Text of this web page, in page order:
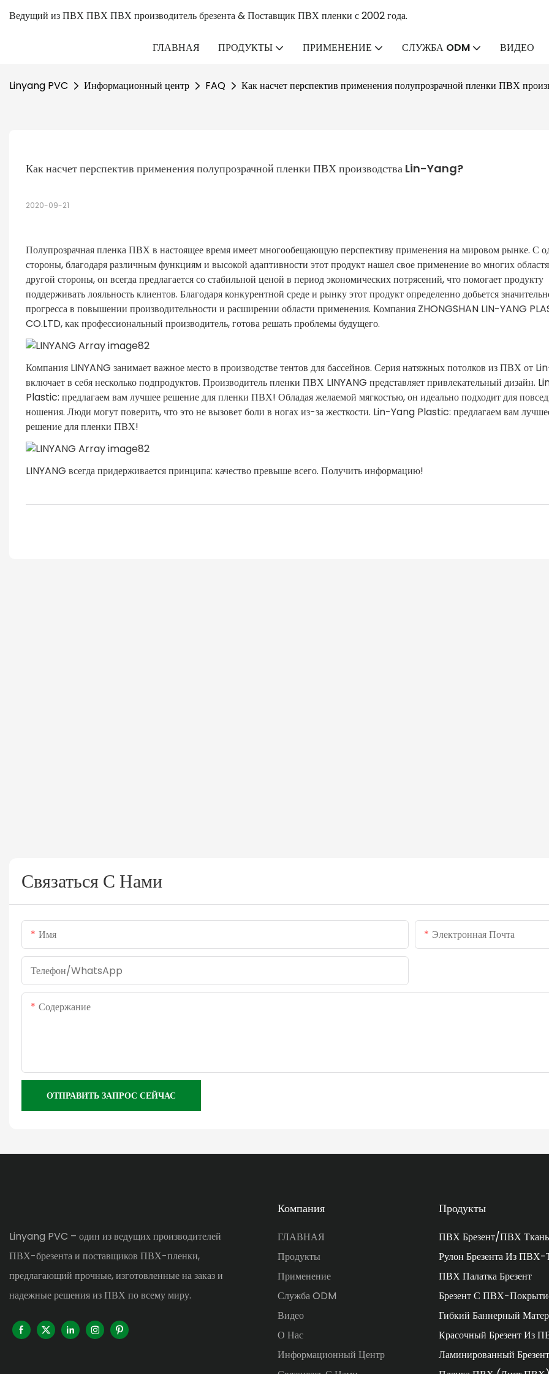
Ведущий из ПВХ ПВХ ПВХ производитель брезента & Поставщик ПВХ пленки с 2002 года.
ГЛАВНАЯ ПРОДУКТЫ ПРИМЕНЕНИЕ СЛУЖБА ODM ВИДЕО
Linyang PVC Информационный центр FAQ Как насчет перспектив применения полупрозрачной пленки ПВХ
Как насчет перспектив применения полупрозрачной пленки ПВХ производства Lin-Yang?
2020-09-21
Полупрозрачная пленка ПВХ в настоящее время имеет многообещающую перспективу применения на мировом рынке. С
стороны, благодаря различным функциям и высокой адаптивности этот продукт нашел свое применение во многих
другой стороны, он всегда предлагается со стабильной ценой в период экономических потрясений, что помогает продукту
поддерживать лояльность клиентов. Благодаря конкурентной среде и рынку этот продукт определенно добьется
прогресса в повышении производительности и расширении области применения. Компания ZHONGSHAN LIN-YANG
CO.LTD, как профессиональный производитель, готова решать проблемы будущего.
Компания LINYANG занимает важное место в производстве тентов для бассейнов. Серия натяжных потолков из ПВХ от
включает в себя несколько подпродуктов. Производитель пленки ПВХ LINYANG представляет привлекательный дизайн.
Plastic: предлагаем вам лучшее решение для пленки ПВХ! Обладая желаемой мягкостью, он идеально подходит для
ношения. Люди могут поверить, что это не вызовет боли в ногах из-за жесткости. Lin-Yang Plastic: предлагаем вам
решение для пленки ПВХ!
LINYANG всегда придерживается принципа: качество превыше всего. Получить информацию!
Связаться С Нами
Имя Электронная Почта
Телефон/WhatsApp
Содержание
ОТПРАВИТЬ ЗАПРОС СЕЙЧАС
Linyang PVC – один из ведущих производителей
ПВХ-брезента и поставщиков ПВХ-пленки,
предлагающий прочные, изготовленные на заказ и
надежные решения из ПВХ по всему миру.
Компания
ГЛАВНАЯ
Продукты
Применение
Служба ODM
Видео
О Нас
Информационный Центр
Продукты
ПВХ Брезент/ПВХ Ткань
Рулон Брезента Из ПВХ-
ПВХ Палатка Брезент
Брезент С ПВХ-
Гибкий Баннерный
Красочный Брезент Из
Ламинированный